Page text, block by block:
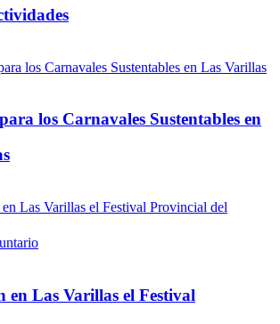
los Carnavales Sustentables en
en Las Varillas el Festival